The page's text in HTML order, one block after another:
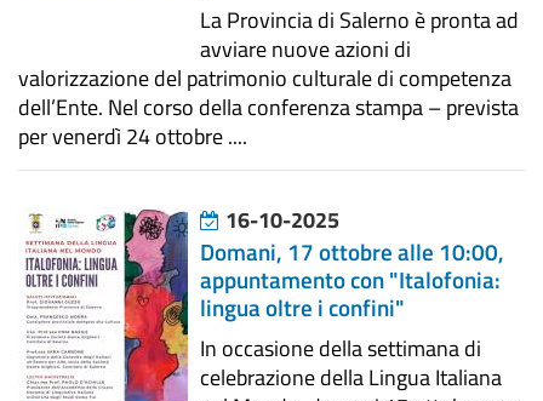
La Provincia di Salerno è pronta ad
avviare nuove azioni di
valorizzazione del patrimonio culturale di competenza
dell’Ente. Nel corso della conferenza stampa – prevista
per venerdì 24 ottobre ....
16-10-2025
Domani, 17 ottobre alle 10:00,
appuntamento con "Italofonia:
lingua oltre i confini"
In occasione della settimana di
celebrazione della Lingua Italiana